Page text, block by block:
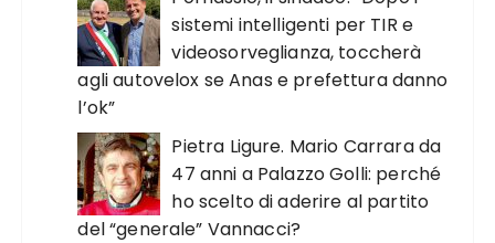
sistemi intelligenti per TIR e
videosorveglianza, toccherà
agli autovelox se Anas e prefettura danno
l’ok”
Pietra Ligure. Mario Carrara da
47 anni a Palazzo Golli: perché
ho scelto di aderire al partito
del “generale” Vannacci?